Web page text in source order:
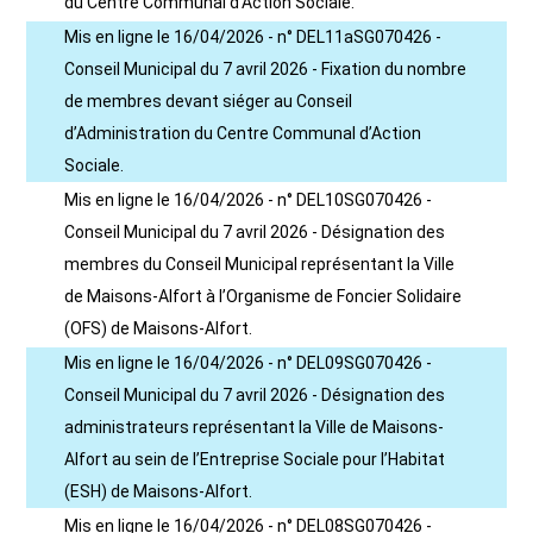
Mis en ligne le 16/04/2026 - n° DEL11aSG070426 -
Conseil Municipal du 7 avril 2026 - Fixation du nombre
de membres devant siéger au Conseil
d’Administration du Centre Communal d’Action
Sociale.
Mis en ligne le 16/04/2026 - n° DEL10SG070426 -
Conseil Municipal du 7 avril 2026 - Désignation des
membres du Conseil Municipal représentant la Ville
de Maisons-Alfort à l’Organisme de Foncier Solidaire
(OFS) de Maisons-Alfort.
Mis en ligne le 16/04/2026 - n° DEL09SG070426 -
Conseil Municipal du 7 avril 2026 - Désignation des
administrateurs représentant la Ville de Maisons-
Alfort au sein de l’Entreprise Sociale pour l’Habitat
(ESH) de Maisons-Alfort.
Mis en ligne le 16/04/2026 - n° DEL08SG070426 -